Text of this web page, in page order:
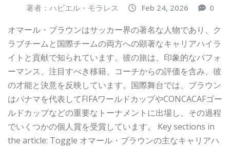
著者：ハビエル・モラレス Feb 24, 2026 0
オマール・ブラウンはサッカー界の著名な人物であり、ク
ラブチームと国際チームの両方への顕著なキャリアハイラ
イトと貢献で知られています。彼の旅は、印象的なパフォ
ーマンス、注目すべき移籍、コーチからの評価を含み、彼
の才能と決意を反映しています。国際舞台では、ブラウン
はパナマを代表してFIFAワールドカップやCONCACAFゴー
ルドカップなどの重要なトーナメントに出場し、その過程
でいくつかの個人賞を受賞しています。 Key sections in
the article: Toggle オマール・ブラウンの主なキャリアハ